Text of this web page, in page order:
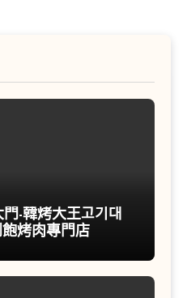
-韓烤大王고기대
烤肉專門店